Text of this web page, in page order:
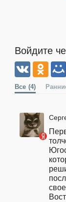
Войдите
Все (4)